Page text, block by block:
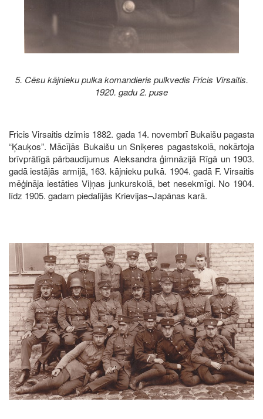
5. Cēsu kājnieku pulka komandieris pulkvedis Fricis Virsaitis.
1920. gadu 2. puse
Fricis Virsaitis dzimis 1882. gada 14. novembrī Bukaišu pagasta
“Ķauķos”. Mācījās Bukaišu un Sniķeres pagastskolā, nokārtoja
brīvprātīgā pārbaudījumus Aleksandra ģimnāzijā Rīgā un 1903.
gadā iestājās armijā, 163. kājnieku pulkā. 1904. gadā F. Virsaitis
mēģināja iestāties Viļņas junkurskolā, bet nesekmīgi. No 1904.
līdz 1905. gadam piedalījās Krievijas–Japānas karā.
Image